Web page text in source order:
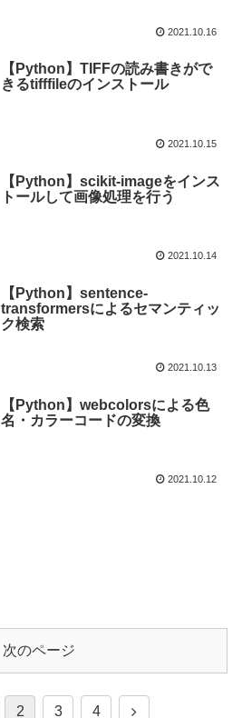
2021.10.16
【Python】TIFFの読み書きがで
きるtifffileのインストール
2021.10.15
【Python】scikit-imageをインス
トールして画像処理を行う
2021.10.14
【Python】sentence-
transformersによるセマンティッ
ク検索
2021.10.13
【Python】webcolorsによる色
名・カラーコードの変換
2021.10.12
次のページ
2 3 4